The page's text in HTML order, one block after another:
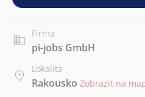
Firma
pi-jobs GmbH
Lokalita
Rakousko Zobrazit na